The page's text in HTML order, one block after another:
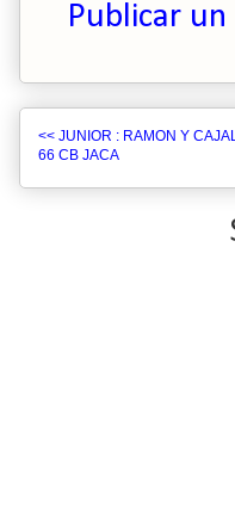
Publicar
<< JUNIOR : RAMON Y
66 CB JACA